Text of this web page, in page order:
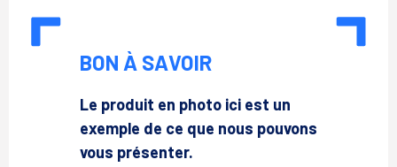
BON À SAVOIR
Le produit en photo ici est un
exemple de ce que nous pouvons
vous présenter.